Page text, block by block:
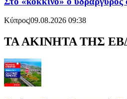
Κύπρος|09.08.2026 09:38
ΤΑ ΑΚΙΝΗΤΑ ΤΗΣ